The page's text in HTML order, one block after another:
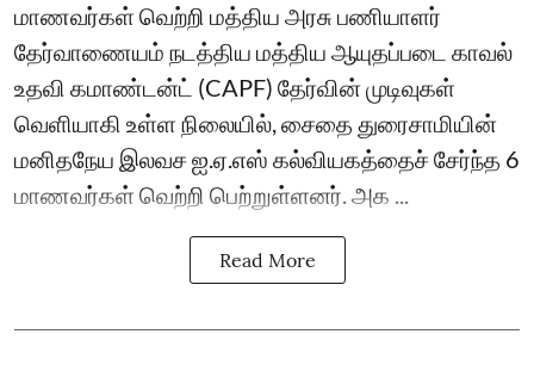
மாணவர்கள் வெற்றி மத்திய அரசு பணியாளர்
தேர்வாணையம் நடத்திய மத்திய ஆயுதப்படை காவல்
உதவி கமாண்டன்ட் (CAPF) தேர்வின் முடிவுகள்
வெளியாகி உள்ள நிலையில், சைதை துரைசாமியின்
மனிதநேய இலவச ஐ.ஏ.எஸ் கல்வியகத்தைச் சேர்ந்த 6
மாணவர்கள் வெற்றி பெற்றுள்ளனர். அக ...
Read More